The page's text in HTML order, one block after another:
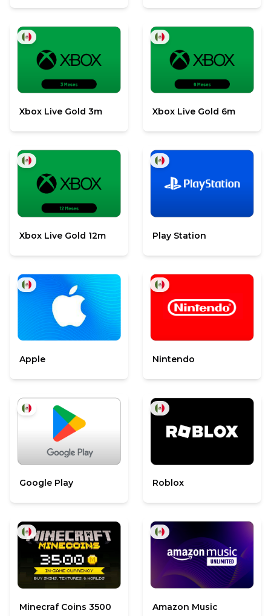
Xbox Live Gold 3m Xbox Live Gold 6m
Xbox Live Gold 12m Play Station
Apple Nintendo
Google Play Roblox
Minecraf Coins 3500 Amazon Music